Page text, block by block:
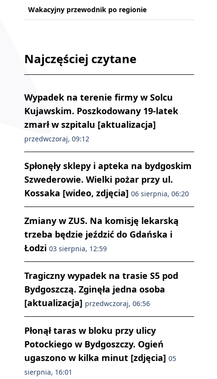
Wakacyjny przewodnik po regionie
Najczęściej czytane
Wypadek na terenie firmy w Solcu
Kujawskim. Poszkodowany 19-latek
zmarł w szpitalu [aktualizacja]
przedwczoraj, 09:12
Spłonęły sklepy i apteka na bydgoskim
Szwederowie. Wielki pożar przy ul.
Kossaka [wideo, zdjęcia] 06 sierpnia, 06:20
Zmiany w ZUS. Na komisję lekarską
trzeba będzie jeździć do Gdańska i
Łodzi 03 sierpnia, 12:59
Tragiczny wypadek na trasie S5 pod
Bydgoszczą. Zginęła jedna osoba
[aktualizacja] przedwczoraj, 06:56
Płonął taras w bloku przy ulicy
Potockiego w Bydgoszczy. Ogień
ugaszono w kilka minut [zdjęcia] 05
sierpnia, 16:01